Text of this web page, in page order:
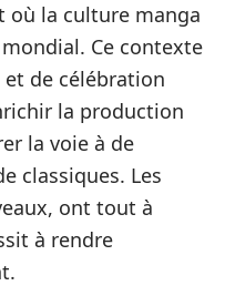
où la culture manga
Ce contexte
de célébration
la production
la voie à de
classiques. Les
ont tout à
à rendre